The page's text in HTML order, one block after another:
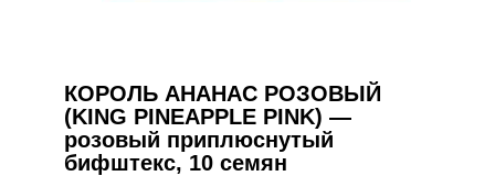
КОРОЛЬ АНАНАС РОЗОВЫЙ
(KING PINEAPPLE PINK) —
розовый приплюснутый
бифштекс, 10 семян